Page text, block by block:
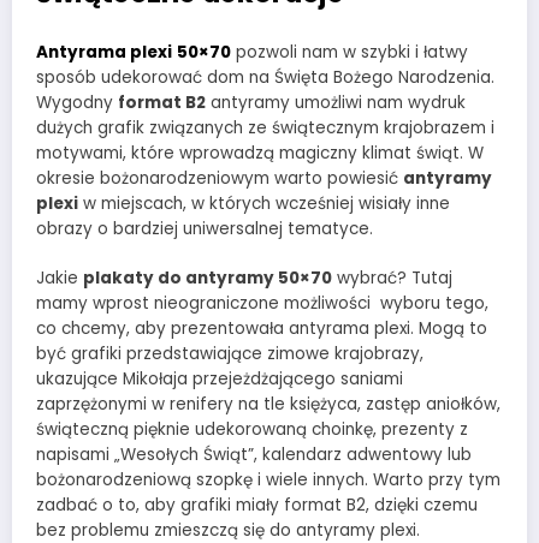
Antyrama plexi 50×70 pozwoli nam w szybki i łatwy
sposób udekorować dom na Święta Bożego Narodzenia.
Wygodny format B2 antyramy umożliwi nam wydruk
dużych grafik związanych ze świątecznym krajobrazem i
motywami, które wprowadzą magiczny klimat świąt. W
okresie bożonarodzeniowym warto powiesić antyramy
plexi w miejscach, w których wcześniej wisiały inne
obrazy o bardziej uniwersalnej tematyce.
Jakie plakaty do antyramy 50×70 wybrać? Tutaj
mamy wprost nieograniczone możliwości wyboru tego,
co chcemy, aby prezentowała antyrama plexi. Mogą to
być grafiki przedstawiające zimowe krajobrazy,
ukazujące Mikołaja przejeżdżającego saniami
zaprzężonymi w renifery na tle księżyca, zastęp aniołków,
świąteczną pięknie udekorowaną choinkę, prezenty z
napisami „Wesołych Świąt”, kalendarz adwentowy lub
bożonarodzeniową szopkę i wiele innych. Warto przy tym
zadbać o to, aby grafiki miały format B2, dzięki czemu
bez problemu zmieszczą się do antyramy plexi.